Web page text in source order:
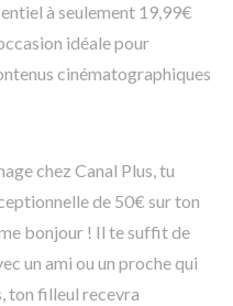
à seulement 19,99€
idéale pour
cinématographiques
chez Canal Plus, tu
de 50€ sur ton
bonjour ! Il te suffit de
un ami ou un proche qui
ton filleul recevra